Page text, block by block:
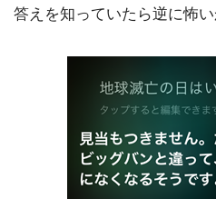
答えを知っていたら逆に怖い